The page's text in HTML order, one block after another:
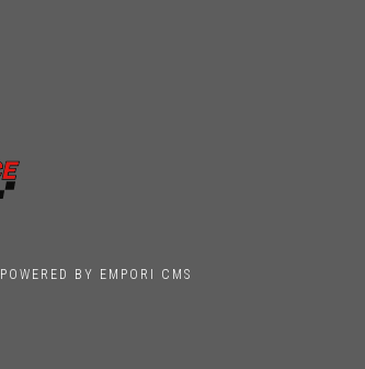
POWERED BY EMPORI CMS